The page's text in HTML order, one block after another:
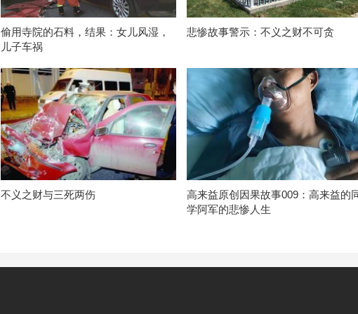
偷用寺院的石料，结果：女儿风湿，
儿子车祸
悲惨故事警示：不义之财不可贪
不义之财与三死两伤
高来益原创因果故事009：高来益的
学阿军的悲惨人生